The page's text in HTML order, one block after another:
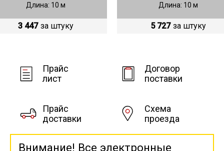
Длина: 10 м
3 447 за штуку
Длина: 10 м
5 727 за штуку
Прайс
лист
Договор
поставки
Прайс
доставки
Схема
проезда
Внимание! Все электронные